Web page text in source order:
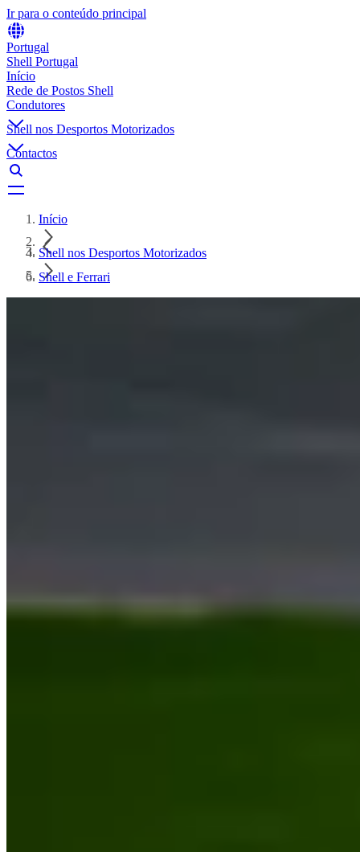
Ir para o conteúdo principal
Portugal
Shell Portugal
Início
Rede de Postos Shell
Condutores
Shell nos Desportos Motorizados
Contactos
Início
Shell nos Desportos Motorizados
Shell e Ferrari